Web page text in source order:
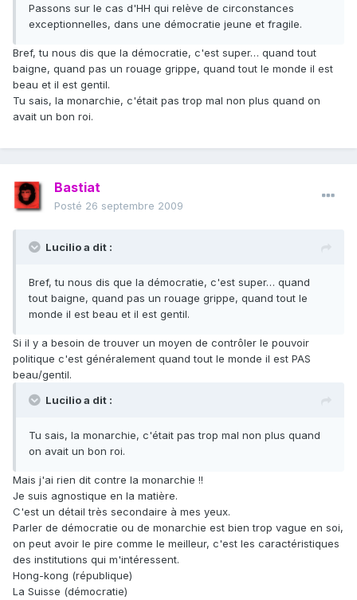
Passons sur le cas d'HH qui relève de circonstances
exceptionnelles, dans une démocratie jeune et fragile.
Bref, tu nous dis que la démocratie, c'est super… quand tout
baigne, quand pas un rouage grippe, quand tout le monde il est
beau et il est gentil.
Tu sais, la monarchie, c'était pas trop mal non plus quand on
avait un bon roi.
Bastiat
Posté 26 septembre 2009
Lucilio a dit :
Bref, tu nous dis que la démocratie, c'est super… quand
tout baigne, quand pas un rouage grippe, quand tout le
monde il est beau et il est gentil.
Si il y a besoin de trouver un moyen de contrôler le pouvoir
politique c'est généralement quand tout le monde il est PAS
beau/gentil.
Lucilio a dit :
Tu sais, la monarchie, c'était pas trop mal non plus quand
on avait un bon roi.
Mais j'ai rien dit contre la monarchie !!
Je suis agnostique en la matière.
C'est un détail très secondaire à mes yeux.
Parler de démocratie ou de monarchie est bien trop vague en soi,
on peut avoir le pire comme le meilleur, c'est les caractéristiques
des institutions qui m'intéressent.
Hong-kong (république)
La Suisse (démocratie)